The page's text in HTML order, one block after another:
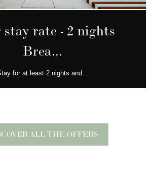
stay rate - 2 nights
Brea...
for at least 2 nights and...
ALL THE OFFERS